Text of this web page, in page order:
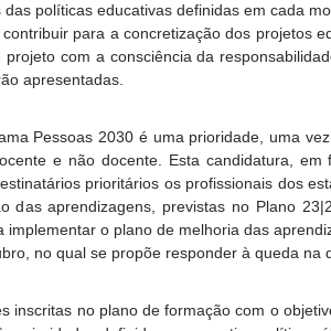
políticas educativas definidas em cada
para a concretização dos projetos
com a consciência da
apresentadas.
Pessoas 2030 é uma prioridade, uma
e não docente. Esta candidatura,
prioritários os profissionais dos
das aprendizagens, previstas no Plano
implementar o plano de melhoria das
no qual se propõe responder à queda
inscritas no plano de formação com o